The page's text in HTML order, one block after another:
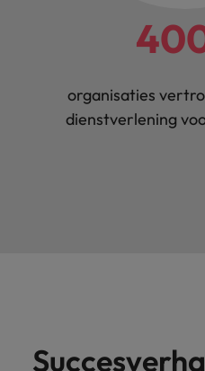
organisaties
dienstverlening